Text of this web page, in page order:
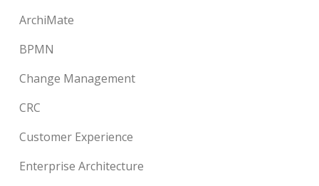
ArchiMate
BPMN
Change Management
CRC
Customer Experience
Enterprise Architecture